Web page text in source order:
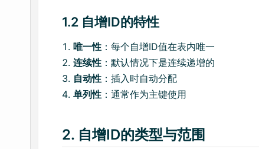
1.2 自增ID的特性
唯一性：每个自增ID值在表内唯一
连续性：默认情况下是连续递增的
自动性：插入时自动分配
单列性：通常作为主键使用
2. 自增ID的类型与范围